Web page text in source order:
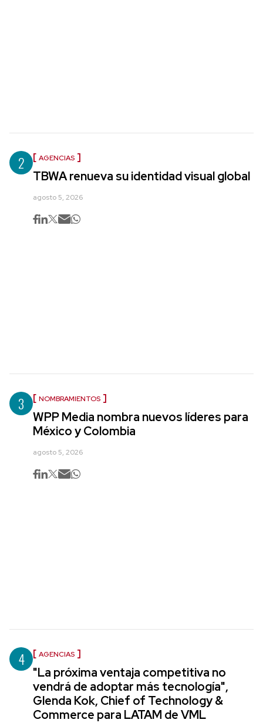
2 AGENCIAS
TBWA renueva su identidad visual global
agosto 5, 2026
3 NOMBRAMIENTOS
WPP Media nombra nuevos líderes para
México y Colombia
agosto 5, 2026
4 AGENCIAS
"La próxima ventaja competitiva no
vendrá de adoptar más tecnología",
Glenda Kok, Chief of Technology &
Commerce para LATAM de VML